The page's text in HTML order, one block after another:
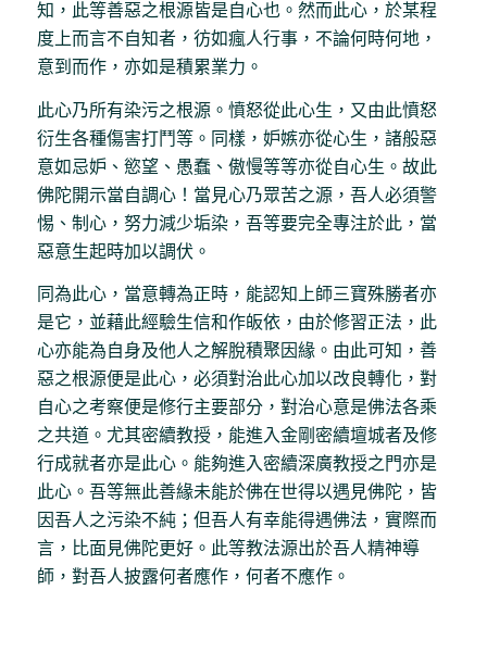
知，此等善惡之根源皆是自心也。然而此心，於某程
度上而言不自知者，彷如瘋人行事，不論何時何地，
意到而作，亦如是積累業力。
此心乃所有染污之根源。憤怒從此心生，又由此憤怒
衍生各種傷害打鬥等。同樣，妒嫉亦從心生，諸般惡
意如忌妒、慾望、愚蠢、傲慢等等亦從自心生。故此
佛陀開示當自調心！當見心乃眾苦之源，吾人必須警
惕、制心，努力減少垢染，吾等要完全專注於此，當
惡意生起時加以調伏。
同為此心，當意轉為正時，能認知上師三寶殊勝者亦
是它，並藉此經驗生信和作皈依，由於修習正法，此
心亦能為自身及他人之解脫積聚因緣。由此可知，善
惡之根源便是此心，必須對治此心加以改良轉化，對
自心之考察便是修行主要部分，對治心意是佛法各乘
之共道。尤其密續教授，能進入金剛密續壇城者及修
行成就者亦是此心。能夠進入密續深廣教授之門亦是
此心。吾等無此善緣未能於佛在世得以遇見佛陀，皆
因吾人之污染不純；但吾人有幸能得遇佛法，實際而
言，比面見佛陀更好。此等教法源出於吾人精神導
師，對吾人披露何者應作，何者不應作。